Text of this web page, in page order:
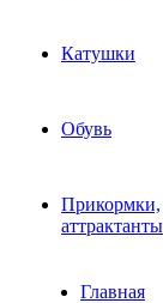
Катушки
Обувь
Прикормки,
аттрактанты
Главная